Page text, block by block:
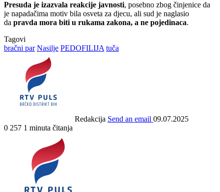
Presuda je izazvala reakcije javnosti, posebno zbog činjenice da
je napadačima motiv bila osveta za djecu, ali sud je naglasio
da pravda mora biti u rukama zakona, a ne pojedinaca.
Tagovi
bračni par Nasilje PEDOFILIJA tuča
Redakcija Send an email 09.07.2025
0 257 1 minuta čitanja